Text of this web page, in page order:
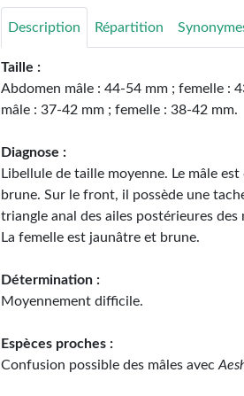
Description Répartition
Taille :
Abdomen mâle : 44-54 mm ; femelle :
mâle : 37-42 mm ; femelle : 38-42 mm.
Diagnose :
Libellule de taille moyenne. Le mâle
brune. Sur le front, il possède une
triangle anal des ailes postérieures des
La femelle est jaunâtre et brune.
Détermination :
Moyennement difficile.
Espèces proches :
Confusion possible des mâles avec